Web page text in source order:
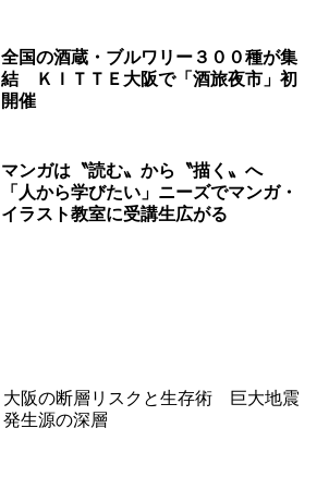
全国の酒蔵・ブルワリー３００種が集
結 ＫＩＴＴＥ大阪で「酒旅夜市」初
開催
マンガは〝読む〟から〝描く〟へ
「人から学びたい」ニーズでマンガ・
イラスト教室に受講生広がる
大阪の断層リスクと生存術 巨大地震
発生源の深層